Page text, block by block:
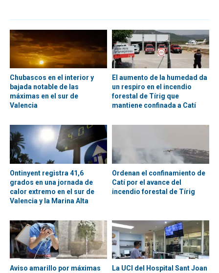
Chubascos en el interior y
bajada notable de las
máximas en el sur de
Valencia
El aumento de la humedad da
un respiro en el incendio
forestal de Tírig que
mantiene confinada a Catí
Ontinyent registra 41,6
grados en una jornada de
calor extremo en el sur de
Valencia y la Marina Alta
Ordenan el confinamiento de
Catí por el avance del
incendio forestal de Tírig
Aviso amarillo por máximas
La UCI del Hospital Sant Joan